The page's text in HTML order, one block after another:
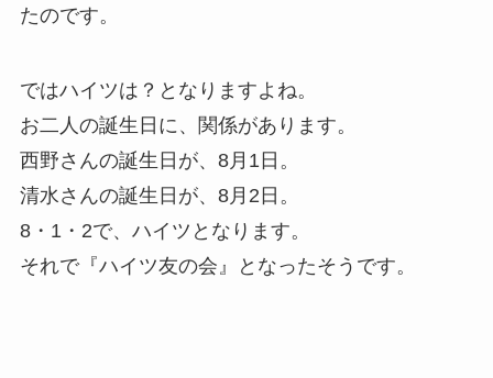
たのです。
ではハイツは？となりますよね。
お二人の誕生日に、関係があります。
西野さんの誕生日が、8月1日。
清水さんの誕生日が、8月2日。
8・1・2で、ハイツとなります。
それで『ハイツ友の会』となったそうです。